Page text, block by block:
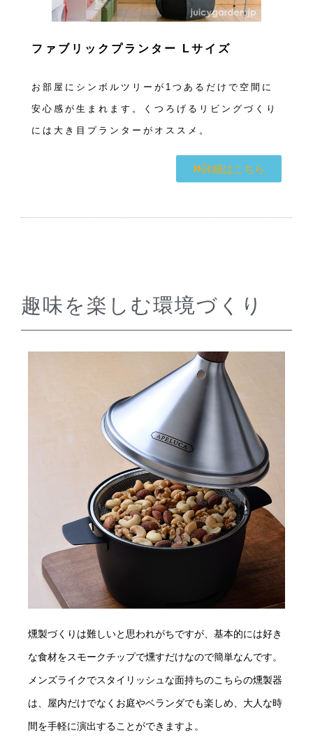
ファブリックプランター Lサイズ
お部屋にシンボルツリーが1つあるだけで空間に
安心感が生まれます。くつろげるリビングづくり
には大き目プランターがオススメ。
詳細はこちら
趣味を楽しむ環境づくり
燻製づくりは難しいと思われがちですが、基本的には好き
な食材をスモークチップで燻すだけなので簡単なんです。
メンズライクでスタイリッシュな面持ちのこちらの燻製器
は、屋内だけでなくお庭やベランダでも楽しめ、大人な時
間を手軽に演出することができますよ。